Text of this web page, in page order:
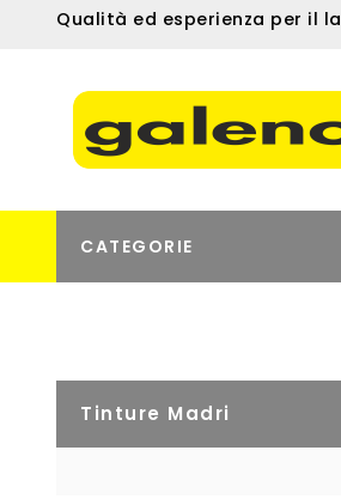
Qualità ed esperienza per il
CATEGORIE
Tinture Madri